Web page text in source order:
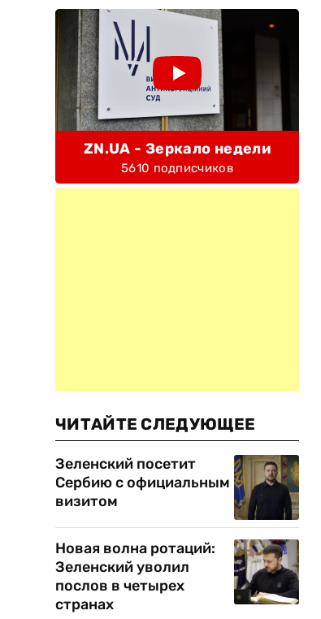
ZN.UA - Зеркало недели
5610 подписчиков
ЧИТАЙТЕ СЛЕДУЮЩЕЕ
Зеленский посетит
Сербию с официальным
визитом
Новая волна ротаций:
Зеленский уволил
послов в четырех
странах